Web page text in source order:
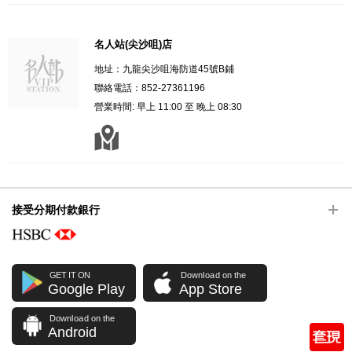
名人站(尖沙咀)店
地址：九龍尖沙咀海防道45號B鋪
聯絡電話：852-27361196
營業時間: 早上 11:00 至 晚上 08:30
接受分期付款銀行
GET IT ON
Google Play
Download on the
App Store
Download on the
Android